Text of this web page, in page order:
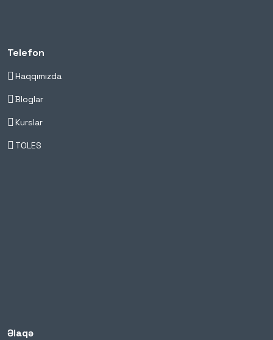
Telefon
Haqqımızda
Bloglar
Kurslar
TOLES
Əlaqə